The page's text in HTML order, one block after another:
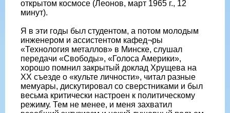
открытом космосе (Леонов, март 1965 г., 12
минут).
Я в эти годы был студентом, а потом молодым
инженером и ассистентом кафед¬ры
«Технология металлов» в Минске, слушал
передачи «Свободы», «Голоса Америки»,
хорошо помнил закрытый доклад Хрущева на
XX съезде о «культе личности», читал разные
мемуары, дискутировал со сверстниками и был
весьма критически настроен к политическому
режиму. Тем не менее, и меня захватил